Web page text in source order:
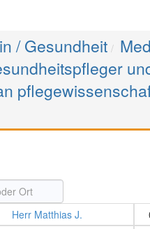
/ Gesundheit
Herr Matthias J.